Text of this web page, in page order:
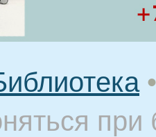
•
при